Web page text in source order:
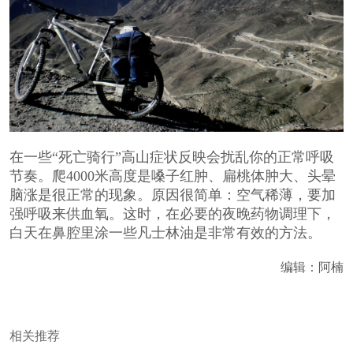
在一些“死亡骑行”高山症状反映会扰乱你的正常呼吸
节奏。爬4000米高度是嗓子红肿、扁桃体肿大、头晕
脑涨是很正常的现象。原因很简单：空气稀薄，要加
强呼吸来供血氧。这时，在必要的夜晚药物调理下，
白天在鼻腔里涂一些凡士林油是非常有效的方法。
编辑：阿楠
相关推荐